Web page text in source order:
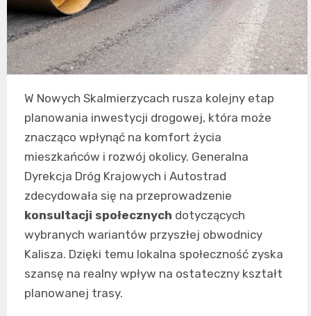
W Nowych Skalmierzycach rusza kolejny etap
planowania inwestycji drogowej, która może
znacząco wpłynąć na komfort życia
mieszkańców i rozwój okolicy. Generalna
Dyrekcja Dróg Krajowych i Autostrad
zdecydowała się na przeprowadzenie
konsultacji społecznych dotyczących
wybranych wariantów przyszłej obwodnicy
Kalisza. Dzięki temu lokalna społeczność zyska
szansę na realny wpływ na ostateczny kształt
planowanej trasy.